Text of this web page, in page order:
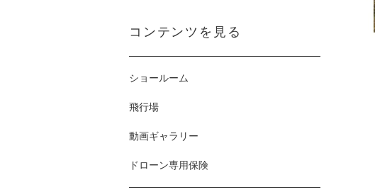
コンテンツを見る
ショールーム
飛行場
動画ギャラリー
ドローン専用保険